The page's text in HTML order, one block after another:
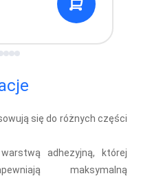
się do różnych części
adhezyjną, której
maksymalną